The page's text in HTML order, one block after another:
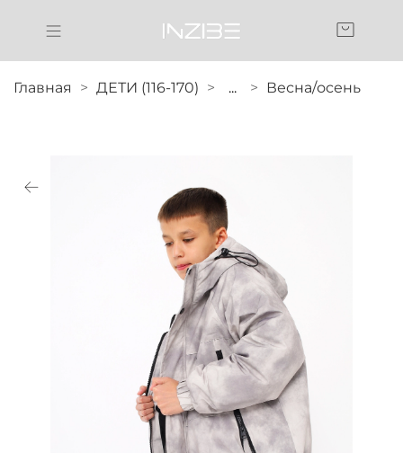
Главная ДЕТИ (116-170) ... Весна/осень